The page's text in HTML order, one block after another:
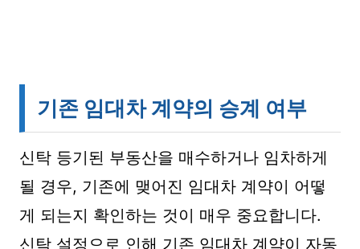
기존 임대차 계약의 승계 여부
신탁 등기된 부동산을 매수하거나 임차하게
될 경우, 기존에 맺어진 임대차 계약이 어떻
게 되는지 확인하는 것이 매우 중요합니다.
신탁 설정으로 인해 기존 임대차 계약이 자동